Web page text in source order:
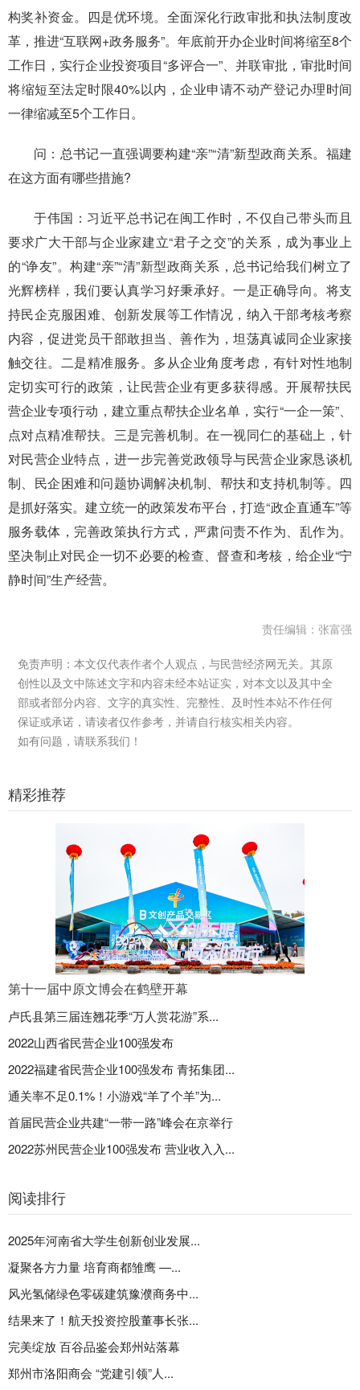
构奖补资金。四是优环境。全面深化行政审批和执法制度改
革，推进“互联网+政务服务”。年底前开办企业时间将缩至8个
工作日，实行企业投资项目“多评合一”、并联审批，审批时间
将缩短至法定时限40%以内，企业申请不动产登记办理时间
一律缩减至5个工作日。
问：总书记一直强调要构建“亲”“清”新型政商关系。福建
在这方面有哪些措施?
于伟国：习近平总书记在闽工作时，不仅自己带头而且
要求广大干部与企业家建立“君子之交”的关系，成为事业上
的“诤友”。构建“亲”“清”新型政商关系，总书记给我们树立了
光辉榜样，我们要认真学习好秉承好。一是正确导向。将支
持民企克服困难、创新发展等工作情况，纳入干部考核考察
内容，促进党员干部敢担当、善作为，坦荡真诚同企业家接
触交往。二是精准服务。多从企业角度考虑，有针对性地制
定切实可行的政策，让民营企业有更多获得感。开展帮扶民
营企业专项行动，建立重点帮扶企业名单，实行“一企一策”、
点对点精准帮扶。三是完善机制。在一视同仁的基础上，针
对民营企业特点，进一步完善党政领导与民营企业家恳谈机
制、民企困难和问题协调解决机制、帮扶和支持机制等。四
是抓好落实。建立统一的政策发布平台，打造“政企直通车”等
服务载体，完善政策执行方式，严肃问责不作为、乱作为。
坚决制止对民企一切不必要的检查、督查和考核，给企业“宁
静时间”生产经营。
责任编辑：张富强
免责声明：本文仅代表作者个人观点，与民营经济网无关。其原
创性以及文中陈述文字和内容未经本站证实，对本文以及其中全
部或者部分内容、文字的真实性、完整性、及时性本站不作任何
保证或承诺，请读者仅作参考，并请自行核实相关内容。
如有问题，请联系我们！
精彩推荐
第十一届中原文博会在鹤壁开幕
卢氏县第三届连翘花季“万人赏花游”系...
2022山西省民营企业100强发布
2022福建省民营企业100强发布 青拓集团...
通关率不足0.1%！小游戏“羊了个羊”为...
首届民营企业共建“一带一路”峰会在京举行
2022苏州民营企业100强发布 营业收入入...
阅读排行
2025年河南省大学生创新创业发展...
凝聚各方力量 培育商都雏鹰 —...
风光氢储绿色零碳建筑豫濮商务中...
结果来了！航天投资控股董事长张...
完美绽放 百谷品鉴会郑州站落幕
郑州市洛阳商会 “党建引领”人...